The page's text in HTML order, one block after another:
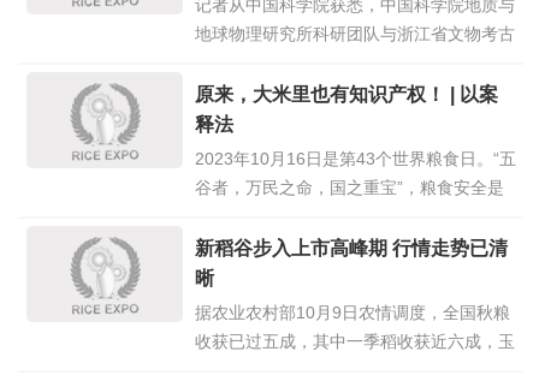
记者从中国科学院获悉，中国科学院地质与
地球物理研究所科研团队与浙江省文物考古
国13个单位的专家合作，利用植硅体微体
化石分析等方法开展了浙江上山文化区水稻
起源研究，揭示了水稻从野生到驯化跨越十
万年的连续演化史。这项研究为理 点击详
原来，大米里也有知识产权！ | 以案
释法
2023年10月16日是第43个世界粮食日。“五
谷者，万民之命，国之重宝”，粮食安全是
食品牌效益、提升农产品附加值，才能促进
农民增收、助力乡村振兴，才能更好地满足
消费者对高品质农产品的需求。地理标志是
粮食类农产品品牌做大做强的一点击详情
新稻谷步入上市高峰期 行情走势已清
晰
据农业农村部10月9日农情调度，全国秋粮
收获已过五成，其中一季稻收获近六成，玉